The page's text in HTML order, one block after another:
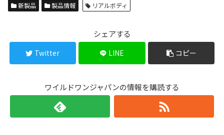
新製品 製品情報 リアルボディ
シェアする
Twitter LINE コピー
ワイルドワンジャパンの情報を購読する